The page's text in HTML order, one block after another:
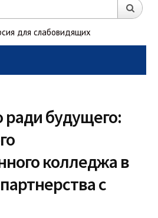
для слабовидящих
ради будущего:
колледжа в
с